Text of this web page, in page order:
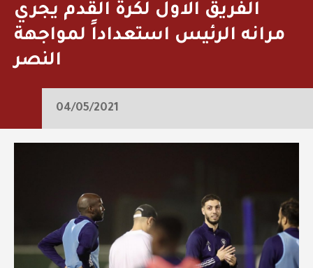
الفريق الاول لكرة القدم يجري
مرانه الرئيس استعداداً لمواجهة
النصر
04/05/2021